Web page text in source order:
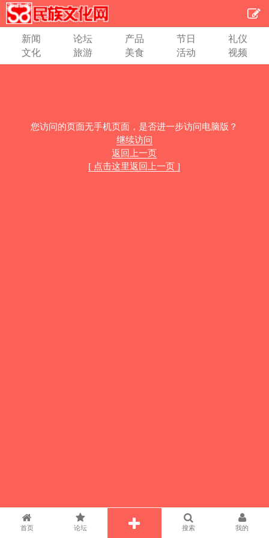
新闻 论坛 产品 节日
礼仪
文化
旅游 美食 活动 视频
您访问的页面无手机页面，是否进一步访问电脑版？
继续访问
返回上一页
[ 点击这里返回上一页 ]
首页 论坛 搜索 我的